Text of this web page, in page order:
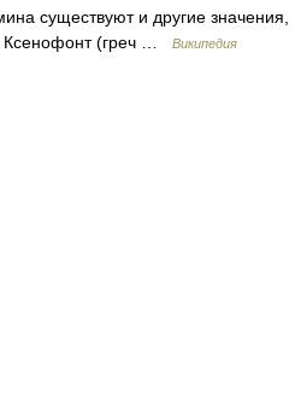
существуют и другие значения,
Ксенофонт (греч …
Википедия